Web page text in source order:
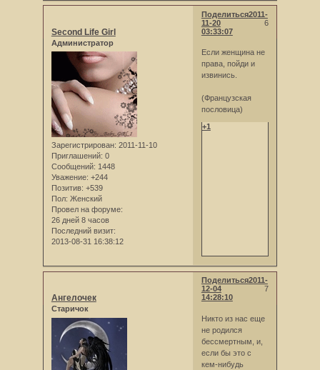
Поделиться
6
2011-
11-20
03:33:07
Second Life Girl
Администратор
Зарегистрирован: 2011-11-10
Приглашений: 0
Сообщений: 1448
Уважение: +244
Позитив: +539
Пол: Женский
Провел на форуме:
26 дней 8 часов
Последний визит:
2013-08-31 16:38:12
Если женщина не
права, пойди и
извинись.
(Французская
пословица)
+1
Поделиться
7
2011-
12-04
14:28:10
Ангелочек
Старичок
Никто из нас еще
не родился
бессмертным, и,
если бы это с
кем-нибудь